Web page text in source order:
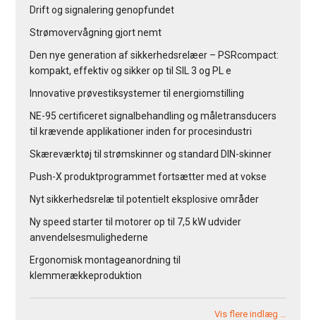
Drift og signalering genopfundet
Strømovervågning gjort nemt
Den nye generation af sikkerhedsrelæer – PSRcompact:
kompakt, effektiv og sikker op til SIL 3 og PL e
Innovative prøvestiksystemer til energiomstilling
NE-95 certificeret signalbehandling og måletransducers
til krævende applikationer inden for procesindustri
Skæreværktøj til strømskinner og standard DIN-skinner
Push-X produktprogrammet fortsætter med at vokse
Nyt sikkerhedsrelæ til potentielt eksplosive områder
Ny speed starter til motorer op til 7,5 kW udvider
anvendelsesmulighederne
Ergonomisk montageanordning til
klemmerækkeproduktion
Vis flere indlæg …